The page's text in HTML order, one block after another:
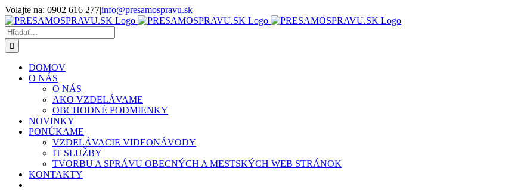
Skip
to
content
Volajte na: 0902 616 277|info@presamospravu.sk
Facebook
Hľadať:
DOMOV
O NÁS
O NÁS
AKO VZDELÁVAME
OBCHODNÉ PODMIENKY
NOVINKY
PONÚKAME
VZDELÁVACIE VIDEONÁVODY
IT SLUŽBY
TVORBU A SPRÁVU OBECNÝCH A MESTSKÝCH WEB STRÁNOK
KONTAKTY